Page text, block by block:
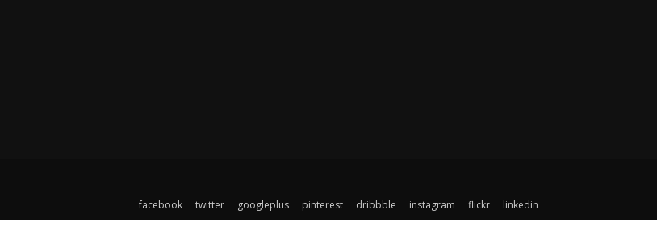
facebook twitter googleplus pinterest dribbble instagram flickr linkedin